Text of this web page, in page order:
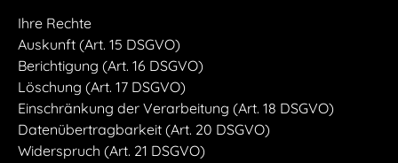
Ihre Rechte
Auskunft (Art. 15 DSGVO)
Berichtigung (Art. 16 DSGVO)
Löschung (Art. 17 DSGVO)
Einschränkung der Verarbeitung (Art. 18 DSGVO)
Datenübertragbarkeit (Art. 20 DSGVO)
Widerspruch (Art. 21 DSGVO)